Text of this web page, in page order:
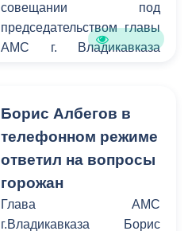
средств Фонда
содействия
реформированию ЖКХ
бюджетов. Возведена
новостройка компанией
ООО «Строй-Альянс».
совещании под
председательством главы
АМС г. Владикавказа
в столице Северной
по ликвидации городского
полигона. На данный
момент проводится
обвалка существующего
накопленного мусора,
Борис Албегов в
телефонном режиме
ответил на вопросы
горожан
Глава АМС
г.Владикавказа Борис